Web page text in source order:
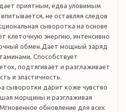
приятным, едва уловимым
не оставляя следов
сыворотка на основе
клеточную энергию, интенсивно
обмен.Дает мощный заряд
Способствует
подтягивает и разглаживает
и эластичность.
сыворотки дарит коже чувство
морщины и разглаживая
обновление для всех